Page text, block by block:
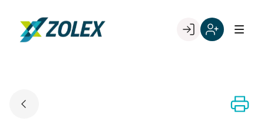
content
Go to landing page.